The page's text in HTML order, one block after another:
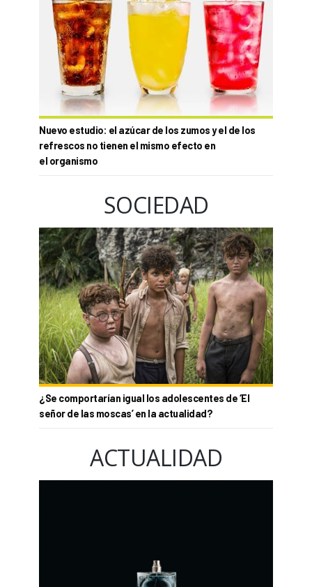
Nuevo estudio: el azúcar de los zumos y el de los
refrescos no tienen el mismo efecto en
el organismo
SOCIEDAD
¿Se comportarían igual los adolescentes de ‘El
señor de las moscas’ en la actualidad?
ACTUALIDAD